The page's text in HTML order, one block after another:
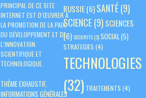
RUSSIE(6)SANTÉ(9)
SCIENCE(9) SCIENCES
(6) SECURITE(3)SOCIAL(5)
STRATEGIES (4)
TECHNOLOGIES
(32) TRAITEMENTS (4)
PRINCIPAL DE CE SITE
INTERNET EST D’ŒUVRER À
LA PROMOTION DE LA PAIX,
DU DÉVELOPPEMENT ET DE
L’INNOVATION
SCIENTIFIQUE ET
TECHNOLOGIQUE.
THÈME EXHAUSTIF,
INFORMATIONS GÉNÉRALES